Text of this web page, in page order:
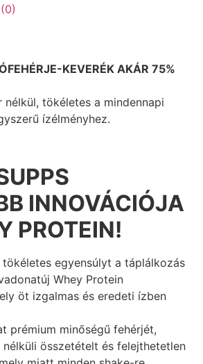
KEVERÉK AKÁR 75%
tökéletes a mindennapi
ízélményhez.
INNOVÁCIÓJA
PROTEIN!
egyensúlyt a táplálkozás
Whey Protein
öt izgalmas és eredeti ízben
prémium minőségű fehérjét,
összetételt és felejthetetlen